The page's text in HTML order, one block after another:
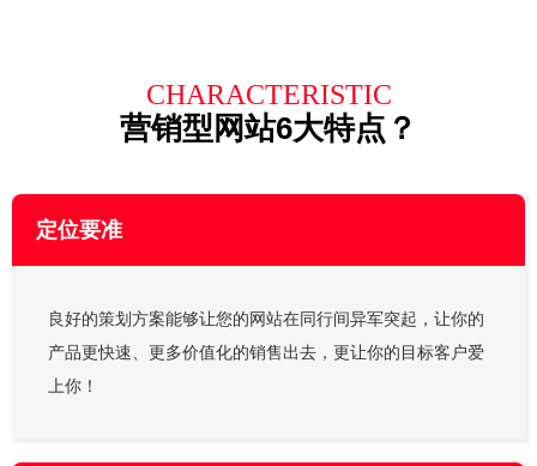
CHARACTERISTIC
营销型网站6大特点？
定位要准
良好的策划方案能够让您的网站在同行间异军突起，让你的
产品更快速、更多价值化的销售出去，更让你的目标客户爱
上你！